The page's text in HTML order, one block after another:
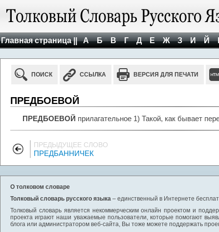
Главная страница || А Б В Г Д Е Ж З И Й
ПОИСК ССЫЛКА ВЕРСИЯ ДЛЯ ПЕЧАТИ
ПРЕДБОЕВОЙ
ПРЕДБОЕВОЙ прилагательное 1) Такой, как бывает
ПРЕДЫДУЩЕЕ СЛОВО
ПРЕДБАННИЧЕК
О толковом словаре
Толковый словарь русского языка – единственный в Интернете
Толковый словарь является некоммерческим онлайн проектом и
проекта играют наши уважаемые пользователи, которые помогают
блога или администратором веб-сайта, Вы тоже можете поддержать